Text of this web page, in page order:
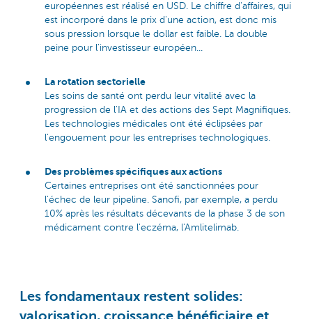
européennes est réalisé en USD. Le chiffre d'affaires, qui
est incorporé dans le prix d'une action, est donc mis
sous pression lorsque le dollar est faible. La double
peine pour l'investisseur européen...
La rotation sectorielle
Les soins de santé ont perdu leur vitalité avec la
progression de l'IA et des actions des Sept Magnifiques.
Les technologies médicales ont été éclipsées par
l'engouement pour les entreprises technologiques.
Des problèmes spécifiques aux actions
Certaines entreprises ont été sanctionnées pour
l'échec de leur pipeline. Sanofi, par exemple, a perdu
10% après les résultats décevants de la phase 3 de son
médicament contre l'eczéma, l'Amlitelimab.
Les fondamentaux restent solides:
valorisation, croissance bénéficiaire et